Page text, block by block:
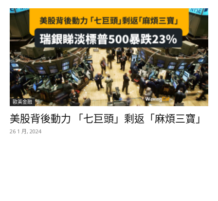
歐美金融
美股背後動力 「七巨頭」剩返「麻煩三寶」
26 1 月, 2024